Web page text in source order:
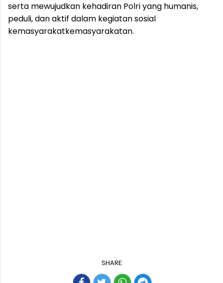
serta mewujudkan kehadiran Polri yang humanis,
peduli, dan aktif dalam kegiatan sosial
kemasyarakatkemasyarakatan.
SHARE: